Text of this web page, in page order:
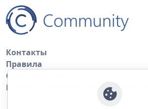
Контакты
Правила
Обратная связь
Правила копирования материалов